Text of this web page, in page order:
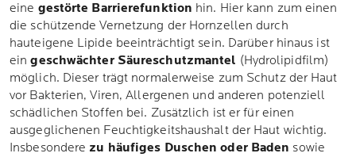
eine gestörte Barrierefunktion hin. Hier kann zum einen
die schützende Vernetzung der Hornzellen durch
hauteigene Lipide beeinträchtigt sein. Darüber hinaus ist
eingeschwächter Säureschutzmantel (Hydrolipidfilm)
möglich. Dieser trägt normalerweise zum Schutz der Haut
vor Bakterien, Viren, Allergenen und anderen potenziell
schädlichen Stoffen bei. Zusätzlich ist er für einen
ausgeglichenen Feuchtigkeitshaushalt der Haut wichtig.
Insbesondere zu häufiges Duschen oder Baden sowie